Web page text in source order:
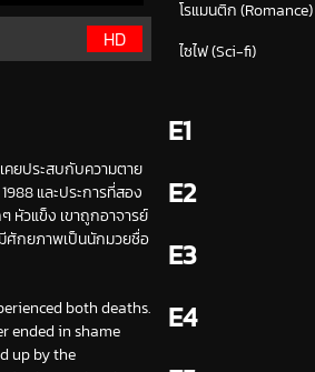
HD
คยประสบกับความตาย
และประการที่สอง
หัวแข็ง เขาถูกอาจารย์
ศักยภาพเป็นนักมวยชื่อ
both deaths.
ended in shame
up by the
โรแมนติก (Romance)
ไซไฟ (Sci-fi)
E1
E2
E3
E4